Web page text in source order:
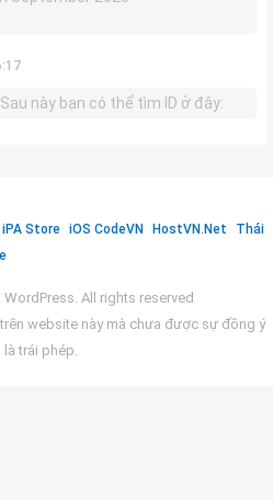
này bạn có thể tìm ID ở đây:
Store iOS CodeVN HostVN.Net
Thái
All rights reserved
website này mà chưa được sự đồng ý
là trái phép.